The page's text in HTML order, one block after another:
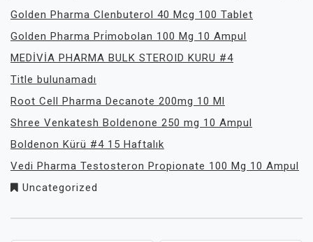
Golden Pharma Clenbuterol 40 Mcg 100 Tablet
Golden Pharma Pri̇mobolan 100 Mg 10 Ampul
MEDİVİA PHARMA BULK STEROID KURU #4
Title bulunamadı
Root Cell Pharma Decanote 200mg 10 Ml
Shree Venkatesh Boldenone 250 mg 10 Ampul
Boldenon Kürü #4 15 Haftalık
Vedi Pharma Testosteron Propionate 100 Mg 10 Ampul
Uncategorized